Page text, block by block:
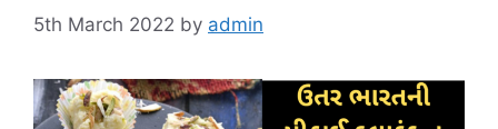
5th March 2022 by admin